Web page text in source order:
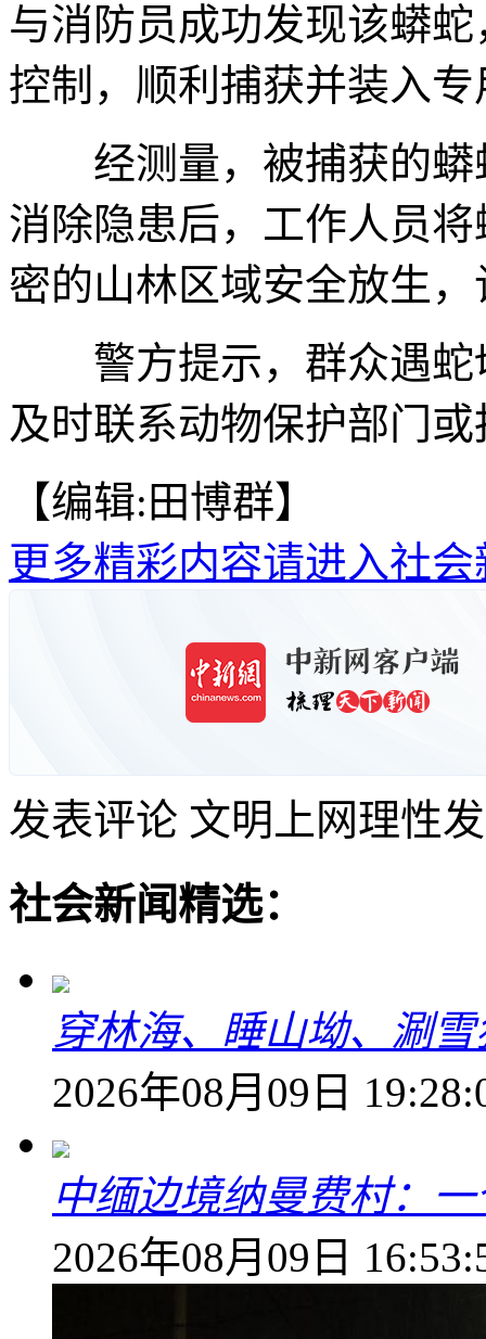
与消防员成功发现该蟒
控制，顺利捕获并装入
经测量，被捕获的蟒
消除隐患后，工作人员
密的山林区域安全放生
警方提示，群众遇蛇
及时联系动物保护部门
【编辑:田博群】
更多精彩内容请进入社会
发表评论 文明上网理性
社会新闻精选：
穿林海、睡山坳、涮
2026年08月09日
中缅边境纳曼费村：
2026年08月09日